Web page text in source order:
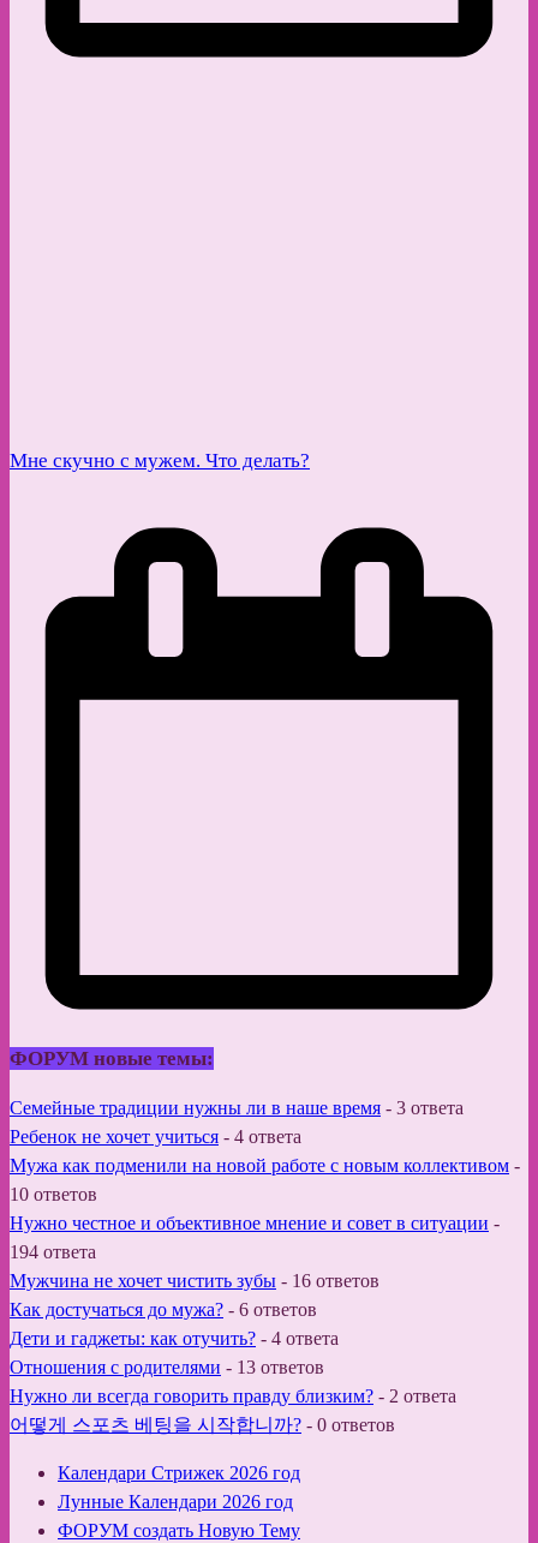
Мне скучно с мужем. Что делать?
ФОРУМ новые темы:
Семейные традиции нужны ли в наше время - 3 ответа
Ребенок не хочет учиться - 4 ответа
Мужа как подменили на новой работе с новым коллективом -
10 ответов
Нужно честное и объективное мнение и совет в ситуации -
194 ответа
Мужчина не хочет чистить зубы - 16 ответов
Как достучаться до мужа? - 6 ответов
Дети и гаджеты: как отучить? - 4 ответа
Отношения с родителями - 13 ответов
Нужно ли всегда говорить правду близким? - 2 ответа
어떻게 스포츠 베팅을 시작합니까? - 0 ответов
Календари Стрижек 2026 год
Лунные Календари 2026 год
ФОРУМ создать Новую Тему